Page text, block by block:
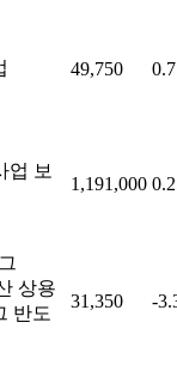
49,750
업 보
1,191,000
상용
반도
31,350 -